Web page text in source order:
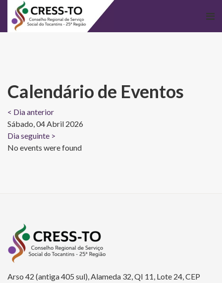
Calendário de Eventos
< Dia anterior
Sábado, 04 Abril 2026
Dia seguinte >
No events were found
Arso 42 (antiga 405 sul), Alameda 32, QI 11, Lote 24, CEP